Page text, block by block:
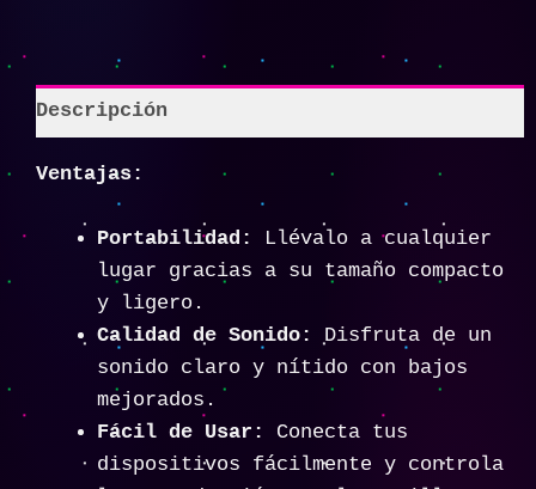
Descripción
Ventajas:
Portabilidad:
Llévalo a cualquier
lugar gracias a su tamaño compacto
y ligero.
Calidad de Sonido:
Disfruta de un
sonido claro y nítido con bajos
mejorados.
Fácil de Usar:
Conecta tus
dispositivos fácilmente y controla